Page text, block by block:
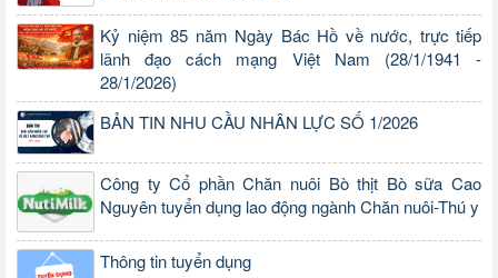
Kỷ niệm 85 năm Ngày Bác Hồ về nước, trực tiếp
lãnh đạo cách mạng Việt Nam (28/1/1941 -
28/1/2026)
BẢN TIN NHU CẦU NHÂN LỰC SỐ 1/2026
Công ty Cổ phần Chăn nuôi Bò thịt Bò sữa Cao
Nguyên tuyển dụng lao động ngành Chăn nuôi-Thú y
Thông tin tuyển dụng